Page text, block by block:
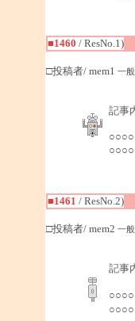
■1460 / ResNo.1)
□投稿者/ mem1 一
記事
■1461 / ResNo.2)
□投稿者/ mem2 一
記事